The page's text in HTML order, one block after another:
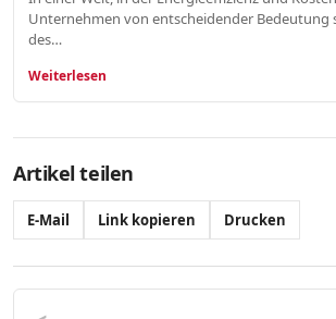
Unternehmen von entscheidender Bedeutung
des…
Weiterlesen
Artikel teilen
E-Mail Link kopieren Drucken